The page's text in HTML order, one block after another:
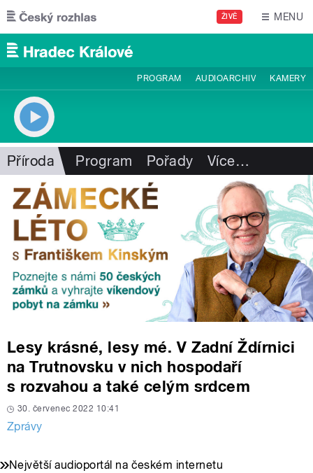
Přejít k hlavnímu obsahu
ŽIVĚ MENU
PROGRAM AUDIOARCHIV KAMERY
Příroda Program Pořady Více…
Lesy krásné, lesy mé. V Zadní Ždírnici
na Trutnovsku v nich hospodaří
s rozvahou a také celým srdcem
30. červenec 2022 10:41
Zprávy
Největší audioportál na českém internetu